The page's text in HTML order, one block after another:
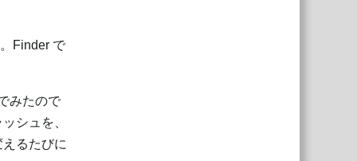
Finder で
みたので
シュを、
るたびに